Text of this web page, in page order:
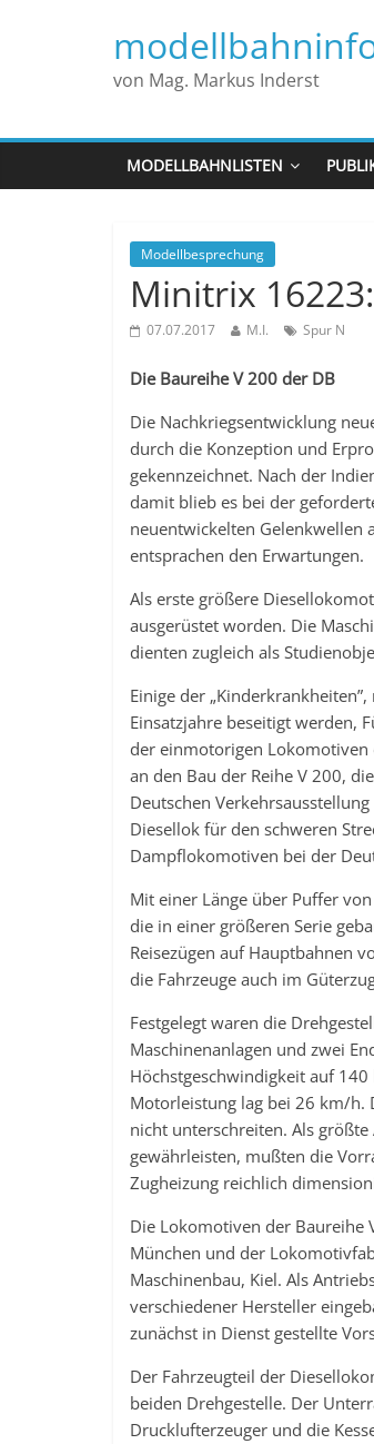
von Mag. Markus Inderst
MODELLBAHNLISTEN
Modellbesprechung
Minitrix
07.07.2017 M.I. Spur N
Die Baureihe V 200 der DB
Die Nachkriegsentwicklung
durch die Konzeption und
gekennzeichnet. Nach der
damit blieb es bei der
neuentwickelten Gelenkwellen
entsprachen den Erwartungen.
Als erste größere
ausgerüstet worden. Die
dienten zugleich als
Einige der
Einsatzjahre beseitigt werden,
der einmotorigen Lokomotiven
an den Bau der Reihe V 200,
Deutschen
Diesellok für den schweren
Dampflokomotiven bei der
Mit einer Länge über Puffer
die in einer größeren Serie
Reisezügen auf Hauptbahnen
die Fahrzeuge auch im
Festgelegt waren die
Maschinenanlagen und zwei
Höchstgeschwindigkeit auf
Motorleistung lag bei 26 km/h.
nicht unterschreiten. Als
gewährleisten, mußten die
Zugheizung reichlich
Die Lokomotiven der Baureihe
München und der
Maschinenbau, Kiel. Als
verschiedener Hersteller
zunächst in Dienst gestellte
Der Fahrzeugteil der
beiden Drehgestelle. Der
Drucklufterzeuger und die